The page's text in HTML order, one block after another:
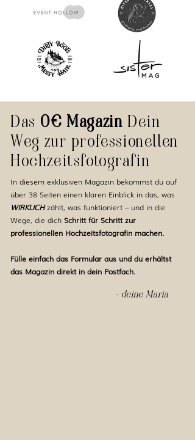
Das 0€ Magazin Dein
Weg zur professionellen
Hochzeitsfotografin
In diesem exklusiven Magazin bekommst du auf
über 38 Seiten einen klaren Einblick in das, was
WIRKLICHzählt, was funktioniert – und in die
Wege, die dich Schritt für Schritt zur
professionellen Hochzeitsfotografin machen.
Fülle einfach das Formular aus und du erhältst
das Magazin direkt in dein Postfach.
- deine Maria